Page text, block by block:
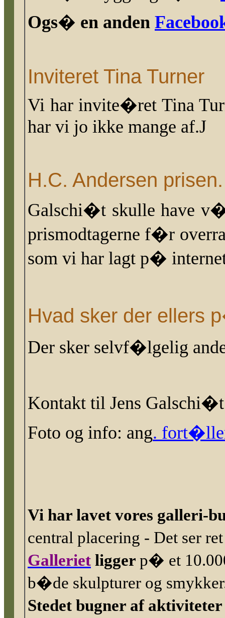
Ogs� en anden
Inviteret Tina Turner
Vi har invite�ret Tina
har vi jo ikke mange af.J
H.C. Andersen prisen.
Galschi�t skulle have
prismodtagerne f�r
som vi har lagt p�
Hvad sker der ellers
Der sker selvf�lgelig
Kontakt til Jens
Foto og info: ang.
Vi har lavet vores galleri-
central placering - Det ser
Galleriet ligger p� et
b�de skulpturer og
Stedet bugner af